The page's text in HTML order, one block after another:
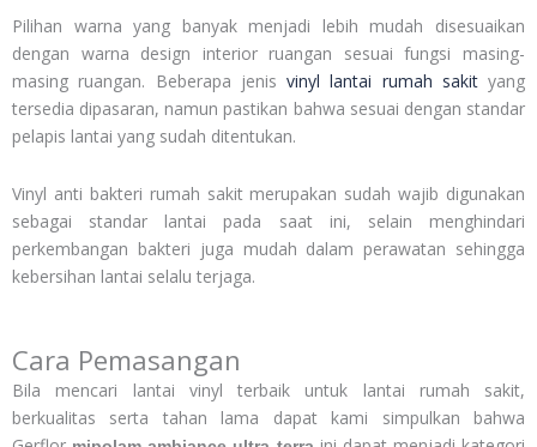
Pilihan warna yang banyak menjadi lebih mudah disesuaikan
dengan warna design interior ruangan sesuai fungsi masing-
masing ruangan. Beberapa jenis vinyl lantai rumah sakityang
tersedia dipasaran, namun pastikan bahwa sesuai dengan standar
pelapis lantai yang sudah ditentukan.
Vinyl anti bakteri rumah sakit merupakan sudah wajib digunakan
sebagai standar lantai pada saat ini, selain menghindari
perkembangan bakteri juga mudah dalam perawatan sehingga
kebersihan lantai selalu terjaga.
Cara Pemasangan
Bila mencari lantai vinyl terbaik untuk lantai rumah sakit,
berkualitas serta tahan lama dapat kami simpulkan bahwa